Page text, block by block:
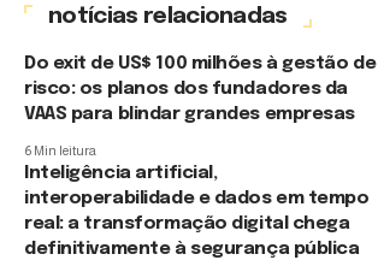
notícias relacionadas
Do exit de US$ 100 milhões à gestão de
risco: os planos dos fundadores da
VAAS para blindar grandes empresas
6 Min leitura
Inteligência artificial,
interoperabilidade e dados em tempo
real: a transformação digital chega
definitivamente à segurança pública